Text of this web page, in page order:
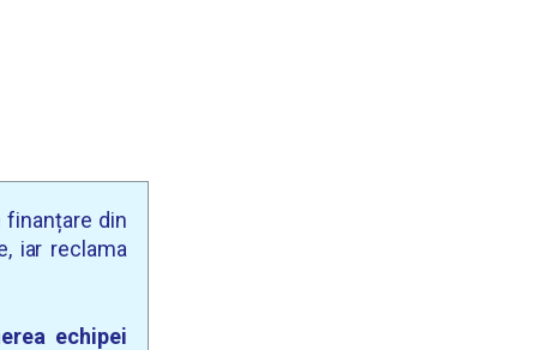
din
iar reclama
echipei